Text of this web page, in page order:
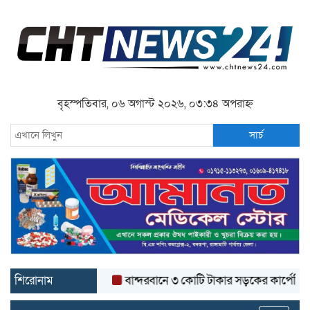
বৃহস্পতিবার, ০৬ অগাস্ট ২০২৬, ০৩:৩৪ অপরাহ্ন
সার্চ
শিরোনাম বান্দরবানে ৩ কোটি টাকার সড়কের কার্পেটিং উঠে